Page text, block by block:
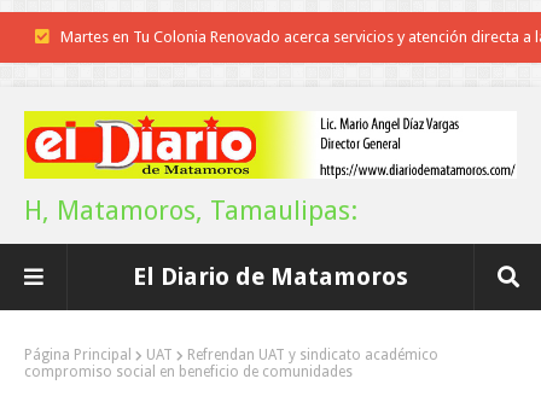
Martes en Tu Colonia Renovado acerca servicios y atención directa a
La ONU publica Segundo Informe Subnacional de Tamaulipas
Funcionarios, periodistas y empresarios
Alberto Carrera Torres
Prepara la UAT el arranque del ciclo escolar Otoño 2026
H, Matamoros, Tamaulipas:
El Diario de Matamoros
Página Principal UAT
Refrendan UAT y sindicato académico
compromiso social en beneficio de comunidades